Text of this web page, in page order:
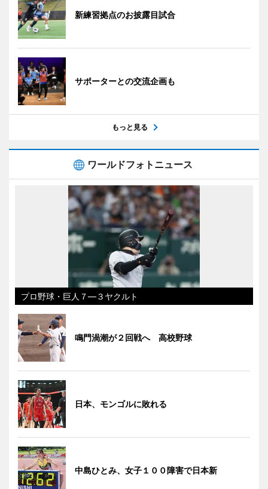
新練習拠点のお披露目試合
サポーターとの交流企画も
もっと見る
ワールドフォトニュース
プロ野球・巨人７―３ヤクルト
鳴門渦潮が２回戦へ 高校野球
日本、モンゴルに敗れる
中島ひとみ、女子１００障害で日本新